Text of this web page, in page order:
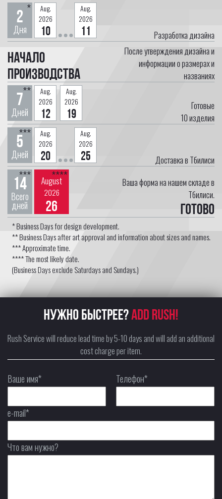
2
Дня
*
Aug.
2026
10
Aug.
2026
11 Разработка дизайна
Начало
производства
После утверждения дизайна и
информации о размерах и
названиях
7
Дней
**
Aug.
2026
12
Aug.
2026
19
Готовые
10изделия
5
Дней
***
Aug.
2026
20
Aug.
2026
25 Доставка в Тбилиси
14
Всего
дней
*** August
2026
26
****
Ваша форма на нашем складе в
Тбилиси.
Готово
* Business Days for design development.
** Business Days after art approval and information about sizes and names.
*** Approximate time.
**** The most likely date.
(Business Days exclude Saturdays and Sundays.)
НУЖНО БЫСТРЕЕ?ADD RUSH!
Rush Service will reduce lead time by 5-10 days and will add an additional
cost charge per item.
Ваше имя* Телефон*
e-mail*
Что вам нужно?